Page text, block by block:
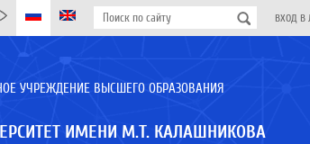
ВХОД В
УЧРЕЖДЕНИЕ ВЫСШЕГО ОБРАЗОВАНИЯ
ИМЕНИ М.Т. КАЛАШНИКОВА